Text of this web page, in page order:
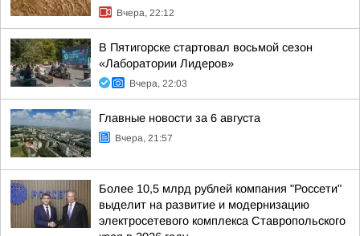
Вчера, 22:12
В Пятигорске стартовал восьмой сезон
«Лаборатории Лидеров»
Вчера, 22:03
Главные новости за 6 августа
Вчера, 21:57
Более 10,5 млрд рублей компания "Россети"
выделит на развитие и модернизацию
электросетевого комплекса Ставропольского